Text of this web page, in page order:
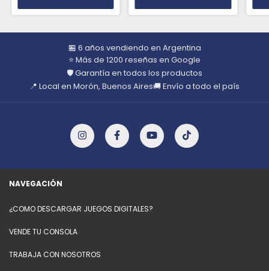
🏪 6 años vendiendo en Argentina
⭐ Más de 1200 reseñas en Google
🛡️ Garantía en todos los productos
📍 Local en Morón, Buenos Aires🚚 Envío a todo el país
NAVEGACIÓN
¿COMO DESCARGAR JUEGOS DIGITALES?
VENDE TU CONSOLA
TRABAJA CON NOSOTROS